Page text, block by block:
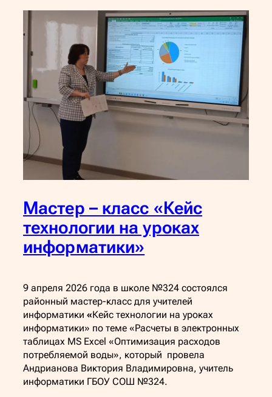
Мастер – класс «Кейс
технологии на уроках
информатики»
9 апреля 2026 года в школе №324 состоялся
районный мастер-класс для учителей
информатики «Кейс технологии на уроках
информатики» по теме «Расчеты в электронных
таблицах MS Excel «Оптимизация расходов
потребляемой воды», который провела
Андрианова Виктория Владимировна, учитель
информатики ГБОУ СОШ №324.